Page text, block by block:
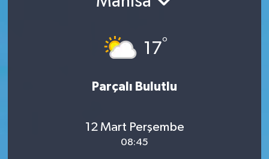
17°
Parçalı Bulutlu
12 Mart Perşembe
08:45